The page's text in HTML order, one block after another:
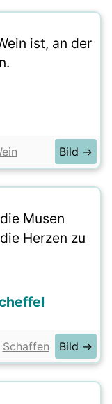
ist, an der
Bild →
Musen
Herzen zu
Schaffen Bild →